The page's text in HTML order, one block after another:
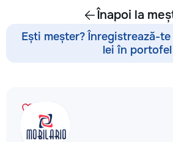
Înapoi la
Ești meșter? Înregistrează-
lei în portofel